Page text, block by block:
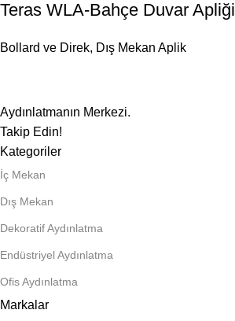
Teras WLA-Bahçe Duvar Apliği
Bollard ve Direk, Dış Mekan Aplik
Aydınlatmanın Merkezi.
Takip Edin!
Kategoriler
İç Mekan
Dış Mekan
Dekoratif Aydınlatma
Endüstriyel Aydınlatma
Ofis Aydınlatma
Markalar